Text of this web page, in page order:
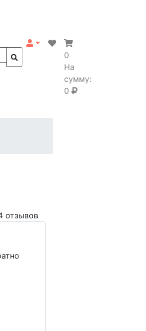
0
На
сумму:
0
отзывов